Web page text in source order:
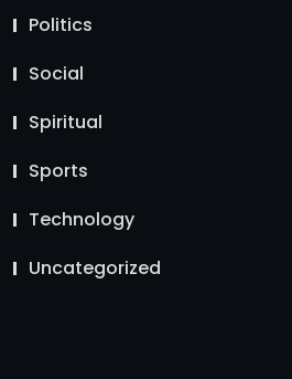
Politics
Social
Spiritual
Sports
Technology
Uncategorized